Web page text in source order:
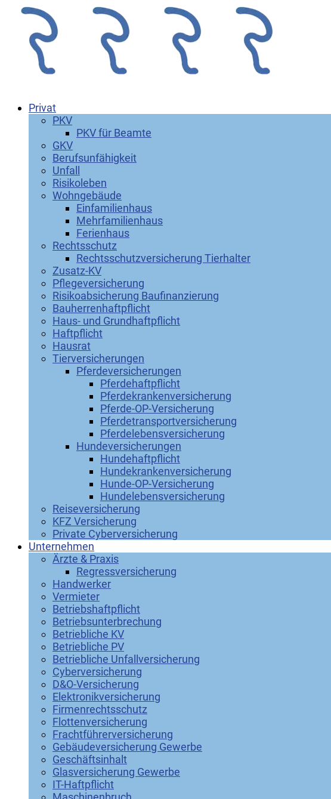
Privat
PKV
PKV für Beamte
GKV
Berufsunfähigkeit
Unfall
Risikoleben
Wohngebäude
Einfamilienhaus
Mehrfamilienhaus
Ferienhaus
Rechtsschutz
Rechtsschutzversicherung Tierhalter
Zusatz-KV
Pflegeversicherung
Risikoabsicherung Baufinanzierung
Bauherrenhaftpflicht
Haus- und Grundhaftpflicht
Haftpflicht
Hausrat
Tierversicherungen
Pferdeversicherungen
Pferdehaftpflicht
Pferdekrankenversicherung
Pferde-OP-Versicherung
Pferdetransportversicherung
Pferdelebensversicherung
Hundeversicherungen
Hundehaftpflicht
Hundekrankenversicherung
Hunde-OP-Versicherung
Hundelebensversicherung
Reiseversicherung
KFZ Versicherung
Private Cyberversicherung
Unternehmen
Ärzte & Praxis
Regressversicherung
Handwerker
Vermieter
Betriebshaftpflicht
Betriebsunterbrechung
Betriebliche KV
Betriebliche PV
Betriebliche Unfallversicherung
Cyberversicherung
D&O-Versicherung
Elektronikversicherung
Firmenrechtsschutz
Flottenversicherung
Frachtführerversicherung
Gebäudeversicherung Gewerbe
Geschäftsinhalt
Glasversicherung Gewerbe
IT-Haftpflicht